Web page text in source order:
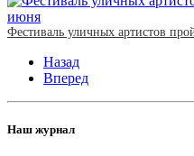
Фестиваль уличных артистов
Назад
Вперед
Наш журнал